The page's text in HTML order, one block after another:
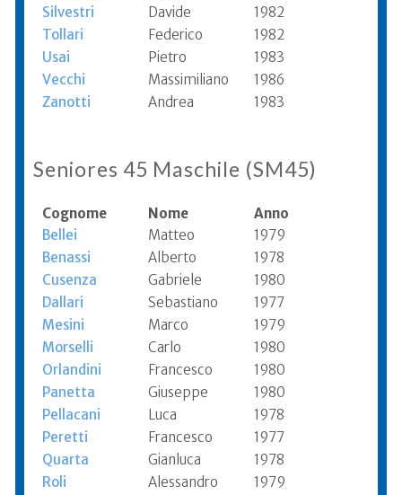
Silvestri
Davide
1982
Tollari
Federico
1982
Usai
Pietro
1983
Vecchi
Massimiliano
1986
Zanotti
Andrea 1983
Seniores 45 Maschile (SM45)
Cognome Nome
Anno
Bellei
Matteo
1979
Benassi
Alberto
1978
Cusenza
Gabriele
1980
Dallari
Sebastiano
1977
Mesini
Marco
1979
Morselli
Carlo
1980
Orlandini
Francesco
1980
Panetta
Giuseppe
1980
Pellacani
Luca
1978
Peretti
Francesco
1977
Quarta
Gianluca
1978
Roli
Alessandro
1979